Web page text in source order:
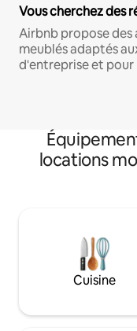
Vous cherchez des
Airbnb propose
meublés adaptés
d'entreprise et
locations
Cuisine